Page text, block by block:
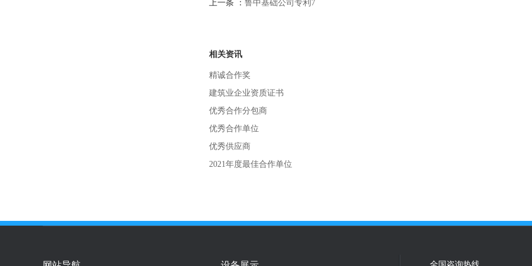
上一条 ： 鲁中基础公司专利7
相关资讯
精诚合作奖
建筑业企业资质证书
优秀合作分包商
优秀合作单位
优秀供应商
2021年度最佳合作单位